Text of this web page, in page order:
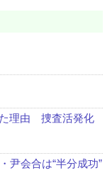
た理由 捜査活発化
尹会合は“半分成功”